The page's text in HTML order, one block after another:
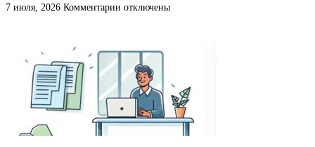
7 июля, 2026 Комментарии к
сотрудника:
выбрать
сервис
оценки
360
отключены